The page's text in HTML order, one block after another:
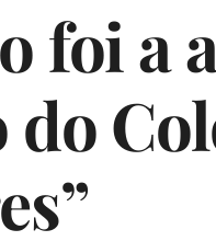
foi a
do